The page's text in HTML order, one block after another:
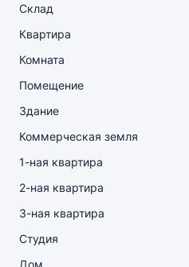
Склад
Квартира
Комната
Помещение
Здание
Коммерческая земля
1-ная квартира
2-ная квартира
3-ная квартира
Студия
Дом